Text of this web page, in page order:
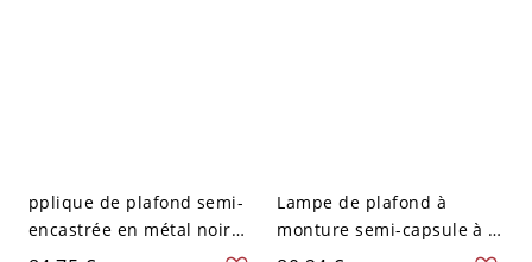
pplique de plafond semi-
encastrée en métal noir
avec abat-jour en verre
Lampe de plafond à
monture semi-capsule à 2
têtes avec finition noire